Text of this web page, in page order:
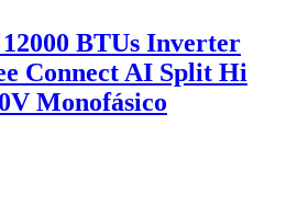
BTUs Inverter
Connect AI Split Hi
Monofásico